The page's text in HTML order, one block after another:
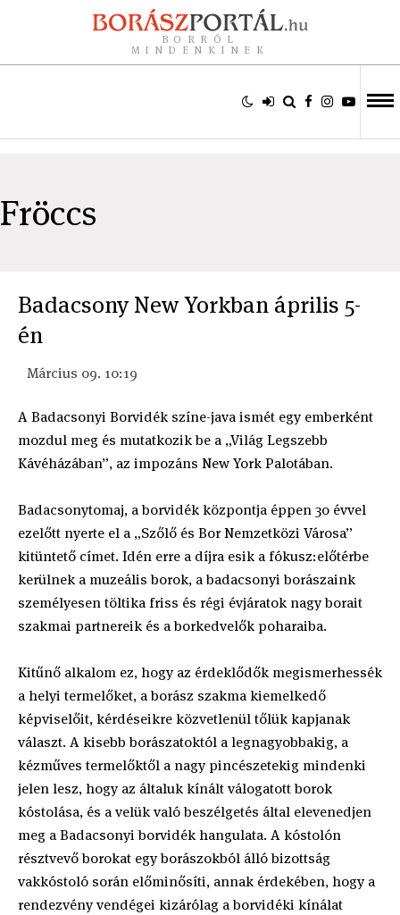
BORRÓL
MINDENKINEK
Fröccs
Badacsony New Yorkban április 5-
én
Március 09. 10:19
A Badacsonyi Borvidék színe-java ismét egy emberként
mozdul meg és mutatkozik be a „Világ Legszebb
Kávéházában”, az impozáns New York Palotában.
Badacsonytomaj, a borvidék központja éppen 30 évvel
ezelőtt nyerte el a „Szőlő és Bor Nemzetközi Városa”
kitüntető címet. Idén erre a díjra esik a fókusz:előtérbe
kerülnek a muzeális borok, a badacsonyi borászaink
személyesen töltika friss és régi évjáratok nagy borait
szakmai partnereik és a borkedvelők poharaiba.
Kitűnő alkalom ez, hogy az érdeklődők megismerhessék
a helyi termelőket, a borász szakma kiemelkedő
képviselőit, kérdéseikre közvetlenül tőlük kapjanak
választ. A kisebb borászatoktól a legnagyobbakig, a
kézműves termelőktől a nagy pincészetekig mindenki
jelen lesz, hogy az általuk kínált válogatott borok
kóstolása, és a velük való beszélgetés által elevenedjen
meg a Badacsonyi borvidék hangulata. A kóstolón
résztvevő borokat egy borászokból álló bizottság
vakkóstoló során előminősíti, annak érdekében, hogy a
rendezvény vendégei kizárólag a borvidéki kínálat